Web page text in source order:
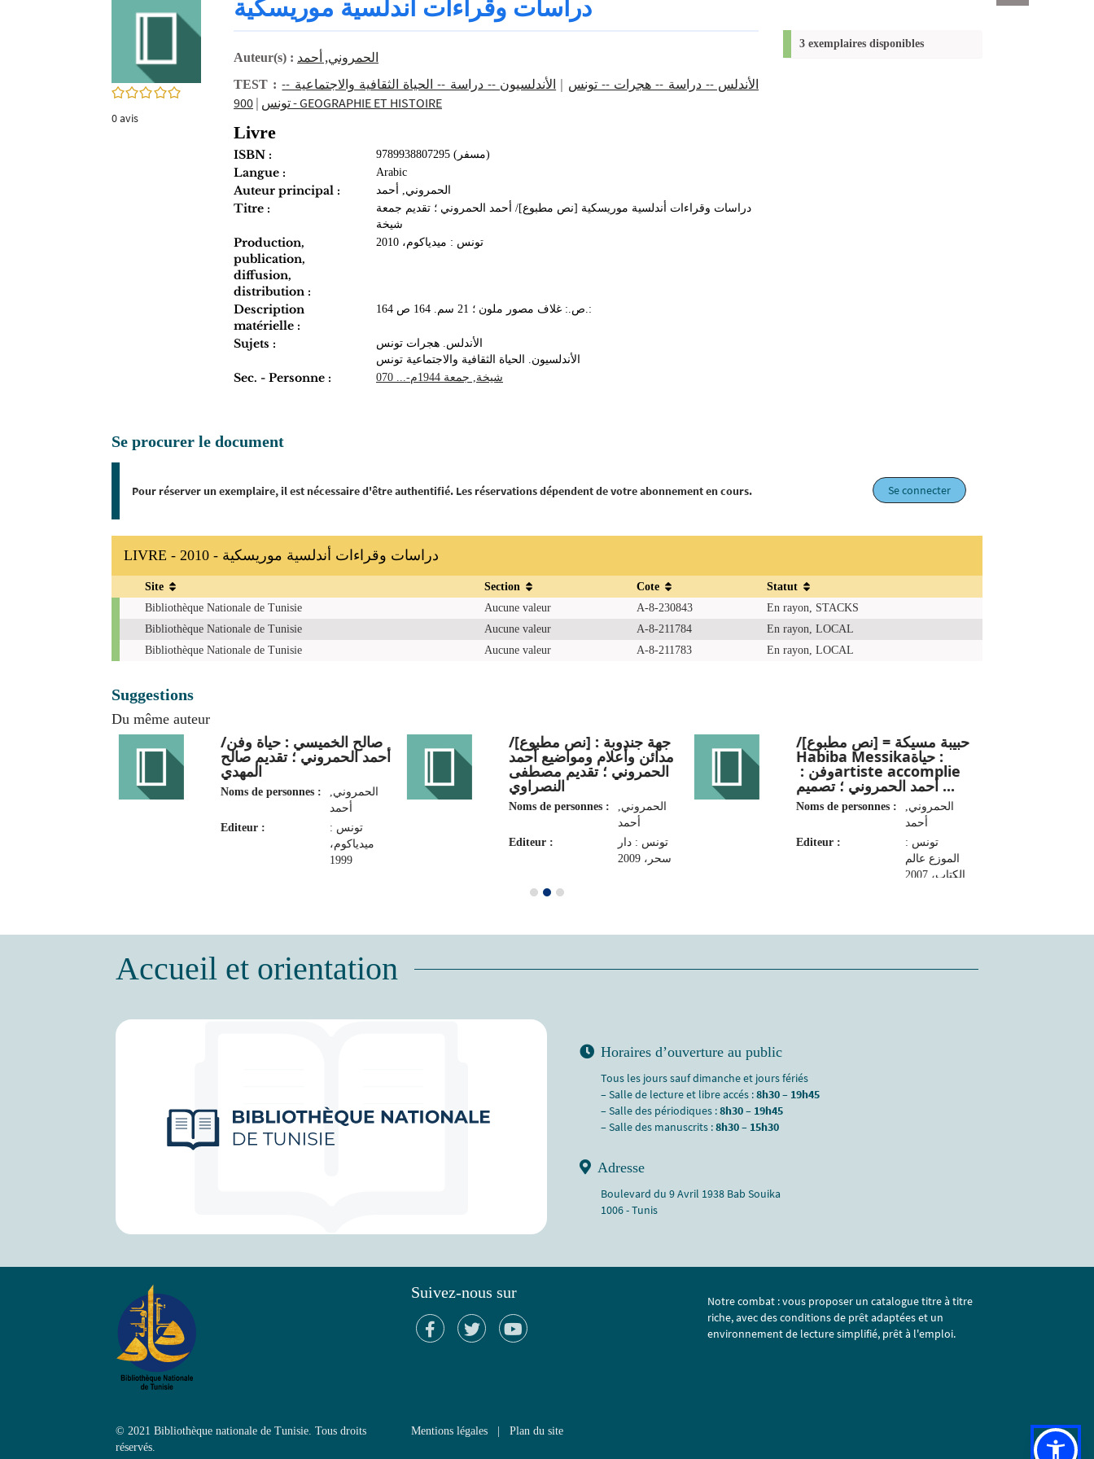
0/5
0avis
دراسات وقراءات أندلسية موريسكية
Auteur(s) : الحمروني, أحمد‏
TEST : الأندلس -- دراسة -- هجرات -- تونس | الأندلسيون -- دراسة -- الحياة الثقافية والاجتماعية --
تونس | 900 - GEOGRAPHIE ET HISTOIRE
Livre
ISBN : 9789938807295 (مسفر)
Langue : Arabic
Auteur principal : الحمروني, أحمد‏
Titre :
دراسات وقراءات أندلسية موريسكية [نص مطبوع]/ أحمد الحمروني ؛ تقديم جمعة
شيخة
Production,
publication,
diffusion,
distribution :
تونس : ميدياكوم، 2010
Description
matérielle :
164 ص.: غلاف مصور ملون ؛ 21 سم. 164 ص.:
Sujets :
الأندلس. هجرات تونس
الأندلسيون. الحياة الثقافية والاجتماعية تونس
Sec. - Personne : شيخة, جمعة 1944م-... 070
3 exemplaires disponibles
Se procurer le document
Pour réserver un exemplaire, il est nécessaire d'être authentifié. Les réservations dépendent de votre abonnement en cours. Se connecter
LIVRE - 2010 - دراسات وقراءات أندلسية موريسكية
Exemplaires
Site Section Cote
Statut
Bibliothèque Nationale de Tunisie
Aucune valeur A-8-230843
En rayon, STACKS
Bibliothèque Nationale de Tunisie
Aucune valeur A-8-211784
En rayon, LOCAL
Bibliothèque Nationale de Tunisie
Aucune valeur A-8-211783 En rayon, LOCAL
Suggestions
Du même auteur
جهة جندوبة : [نص مطبوع]/
مدائن وأعلام ومواضيع أحمد
الحمروني ؛ تقديم مصطفى
النصراوي
Noms de personnes :
الحمروني,
أحمد‏
Editeur :
تونس : دار
سحر، 2009
حبيبة مسيكة = [نص مطبوع]/
وفن : ‏artiste accomplie‏
‏أحمد الحمروني ؛ تصميم ...
Noms de personnes :
الحمروني,
أحمد‏
Editeur :
تونس :
الموزع عالم
الكتاب، 2007
صالح الخميسي : حياة وفن/
أحمد الحمروني ؛ تقديم صالح
المهدي
Noms de personnes :
الحمروني,
أحمد‏
Editeur :
تونس :
ميدياكوم،
1999
Accueil et orientation
Horaires d’ouverture au public
Tous les jours sauf dimanche et jours fériés
– Salle de lecture et libre accés :8h30 – 19h45
– Salle des périodiques :8h30 – 19h45
– Salle des manuscrits :8h30 – 15h30
Adresse
Boulevard du 9 Avril 1938 Bab Souika
1006 - Tunis
Suivez-nous sur
Notre combat : vous proposer un catalogue titre à titre
riche, avec des conditions de prêt adaptées et un
environnement de lecture simplifié, prêt à l'emploi.
© 2021 Bibliothèque nationale de Tunisie. Tous droits
réservés.
Mentions légales Plan du site